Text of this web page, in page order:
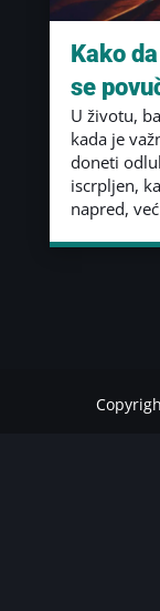
Kako
se
U životu,
kada je
doneti
iscrpljen,
napred,